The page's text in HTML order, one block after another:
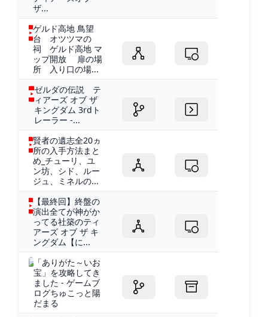
ザ...
ゲルド高地 鳥望
台 オツツマの
祠 ゲルド高地 マ
ップ開放 扉の場
所 入り口の場...
ゼルダの伝説 テ
ィアーズ オブ ザ
キングダム 3rdト
レーラー -...
賢者の遺志全20ヵ
所の入手方法まと
め_チューリ、ユ
ン坊、シド、ルー
ジュ、ミネルの...
【最終回】終盤の
演出全てが神がか
ってる社築のティ
アーズ オブ ザ キ
ングダム【に...
「ありがた～いお
宝」を攻略してき
ました - ゲームブ
ログちゅこっと陽
だまる